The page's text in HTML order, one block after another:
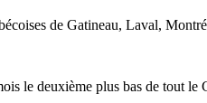
de Gatineau, Laval,
le deuxième plus bas de tout le